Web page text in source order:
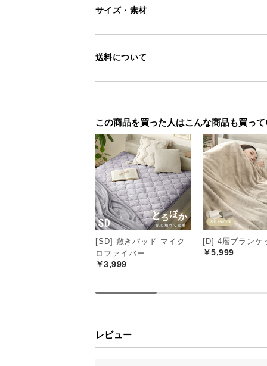
サイズ・素材
送料について
この商品を買った人はこんな商品も買っ
[SD] 敷きパッド マイク
ロファイバー
￥3,999
[D] 4層ブランケ
￥5,999
レビュー